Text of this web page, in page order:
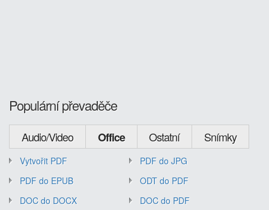
Populární převaděče
Audio/Video Office Ostatní Snímky
Vytvořit PDF
PDF do JPG
PDF do EPUB
ODT do PDF
DOC do DOCX
DOC do PDF